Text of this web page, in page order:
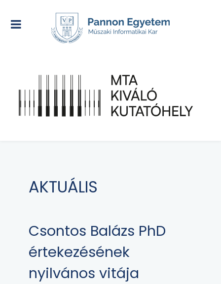
AKTUÁLIS
Csontos Balázs PhD
értekezésének
nyilvános vitája